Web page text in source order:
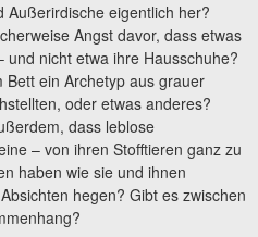
Außerirdische eigentlich her?
Angst davor, dass etwas
nicht etwa ihre Hausschuhe?
ein Archetyp aus grauer
oder etwas anderes?
dass leblose
– von ihren Stofftieren ganz zu
haben wie sie und ihnen
hegen? Gibt es zwischen